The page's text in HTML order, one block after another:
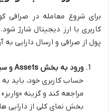
برای شروع معامله در صرافی
کاربری با ارز دیجیتال شارژ
پول از صرافی و ارسال دارایی
ورود به بخش Assets و سپس Deposit:
بخش نمای کلی از دارایی